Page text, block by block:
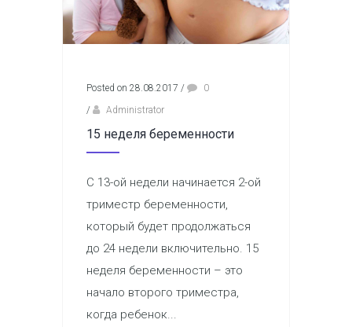
Posted on 28.08.2017 /
0
/
Administrator
15 неделя беременности
С 13-ой недели начинается 2-ой
триместр беременности,
который будет продолжаться
до 24 недели включительно. 15
неделя беременности – это
начало второго триместра,
когда ребенок...